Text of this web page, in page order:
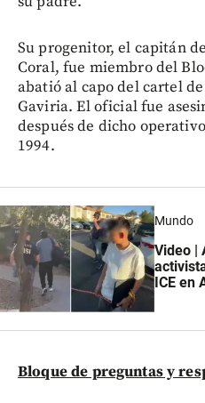
Su progenitor, el capitán
Coral, fue miembro del
abatió al capo del cartel
Gaviria. El oficial fue
después de dicho
1994.
Mundo
Video |
ICE en
Bloque de preguntas y